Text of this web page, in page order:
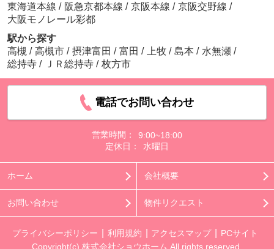
東海道本線 / 阪急京都本線 / 京阪本線 / 京阪交野線 /
大阪モノレール彩都
駅から探す
高槻 / 高槻市 / 摂津富田 / 富田 / 上牧 / 島本 / 水無瀬 /
総持寺 / ＪＲ総持寺 / 枚方市
電話でお問い合わせ
営業時間：
9:00~18:00
定休日：
水曜日
ホーム 会社概要
お問い合わせ 物件リクエスト
プライバシーポリシー 利用規約 アクセスマップ
PCサイト
Copyright(c) 株式会社ショウホーム All rights reserved.